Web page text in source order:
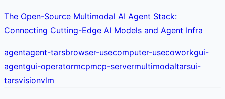
The Open-Source Multimodal AI Agent Stack:
Connecting Cutting-Edge AI Models and Agent Infra
agentagent-tarsbrowser-usecomputer-usecoworkgui-
agentgui-operatormcpmcp-servermultimodaltarsui-
tarsvisionvlm